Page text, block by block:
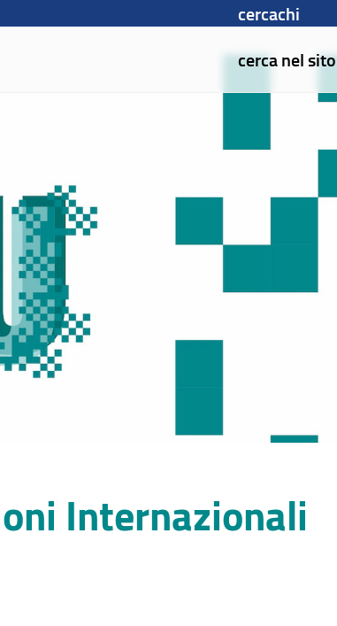
cercachi
cerca nel sito
Internazionali